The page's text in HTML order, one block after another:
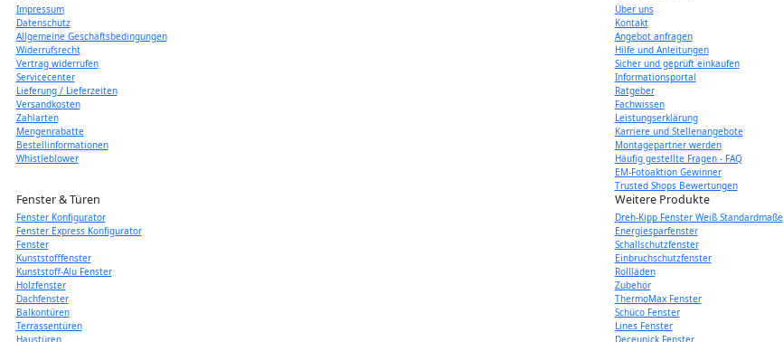
Impressum
Datenschutz
Allgemeine Geschäftsbedingungen
Widerrufsrecht
Vertrag widerrufen
Servicecenter
Lieferung / Lieferzeiten
Versandkosten
Zahlarten
Mengenrabatte
Bestellinformationen
Whistleblower
Über uns
Kontakt
Angebot anfragen
Hilfe und Anleitungen
Sicher und geprüft einkaufen
Informationsportal
Ratgeber
Fachwissen
Leistungserklärung
Karriere und Stellenangebote
Montagepartner werden
Häufig gestellte Fragen - FAQ
EM-Fotoaktion Gewinner
Trusted Shops Bewertungen
Fenster & Türen
Fenster Konfigurator
Fenster Express Konfigurator
Fenster
Kunststofffenster
Kunststoff-Alu Fenster
Holzfenster
Dachfenster
Balkontüren
Terrassentüren
Haustüren
Weitere Produkte
Dreh-Kipp Fenster Weiß Standardmaße
Energiesparfenster
Schallschutzfenster
Einbruchschutzfenster
Rollläden
Zubehör
ThermoMax Fenster
Schüco Fenster
Lines Fenster
Deceunick Fenster